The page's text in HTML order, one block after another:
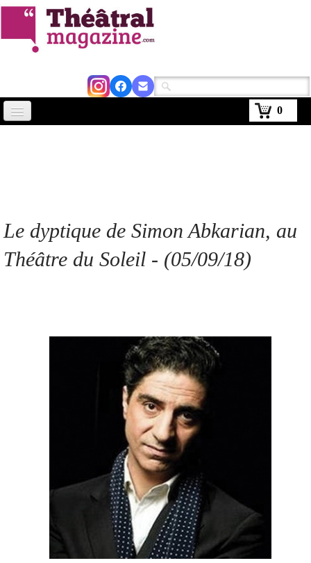
0
Agenda
Se connecter
Le dyptique de Simon Abkarian, au
Théâtre du Soleil - (05/09/18)